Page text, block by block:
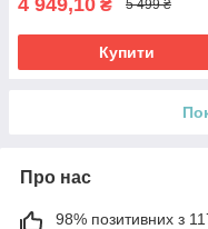
₴ 5 499 ₴
Купити
Про нас
98% позитивних з 117